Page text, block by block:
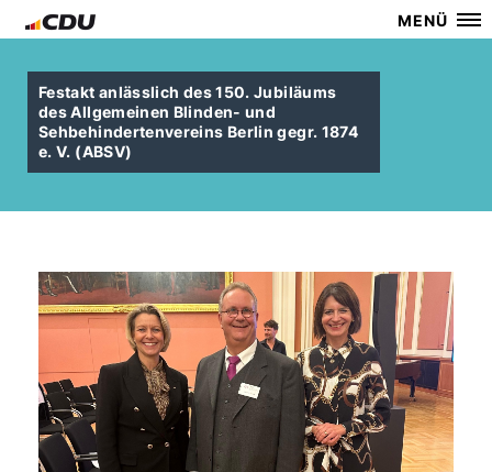
MENÜ
Festakt anlässlich des 150. Jubiläums
des Allgemeinen Blinden- und
Sehbehindertenvereins Berlin gegr. 1874
e. V. (ABSV)